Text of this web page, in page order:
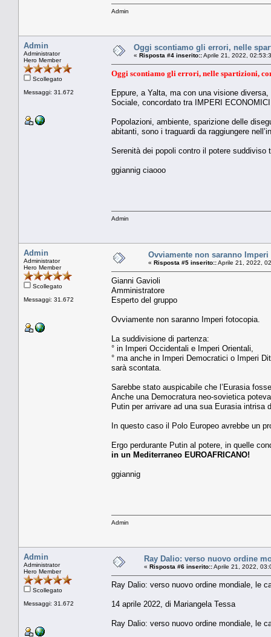
Admin
Admin
Administrator
Hero Member
Scollegato
Messaggi: 31.672
Oggi scontiamo gli errori, nelle
« Risposta #4 inserito::Aprile 21, 2022,
Oggi scontiamo gli errori, nelle spartizioni,
Eppure, a Yalta, ma con una visione
Sociale, concordato tra IMPERI
Popolazioni, ambiente, sparizione delle
abitanti, sono i traguardi da raggiungere
Serenità dei popoli contro il potere
ggiannig ciaooo
Admin
Admin
Administrator
Hero Member
Scollegato
Messaggi: 31.672
Ovviamente non saranno
« Risposta #5 inserito::Aprile 21, 2022,
Gianni Gavioli
Amministratore
Esperto del gruppo
Ovviamente non saranno Imperi fotocopia.
La suddivisione di partenza:
° in Imperi Occidentali e Imperi Orientali,
° ma anche in Imperi Democratici o Imperi
sarà scontata.
Sarebbe stato auspicabile che l’Eurasia
Anche una Democratura neo-sovietica
Putin per arrivare ad una sua Eurasia
In questo caso il Polo Europeo avrebbe un
Ergo perdurante Putin al potere, in quelle
in un Mediterraneo EUROAFRICANO!
ggiannig
Admin
Admin
Administrator
Hero Member
Scollegato
Messaggi: 31.672
Ray Dalio: verso nuovo ordine
« Risposta #6 inserito::Aprile 21, 2022,
Ray Dalio: verso nuovo ordine mondiale, le
14 aprile 2022, di Mariangela Tessa
Ray Dalio: verso nuovo ordine mondiale, le